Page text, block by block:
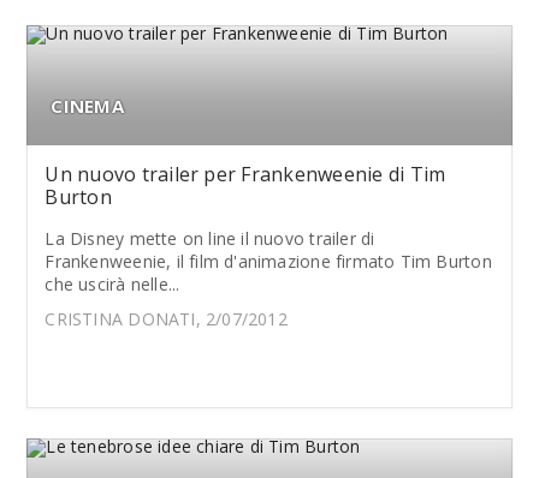
CINEMA
Un nuovo trailer per Frankenweenie di Tim
Burton
La Disney mette on line il nuovo trailer di
Frankenweenie, il film d'animazione firmato Tim Burton
che uscirà nelle...
CRISTINA DONATI, 2/07/2012